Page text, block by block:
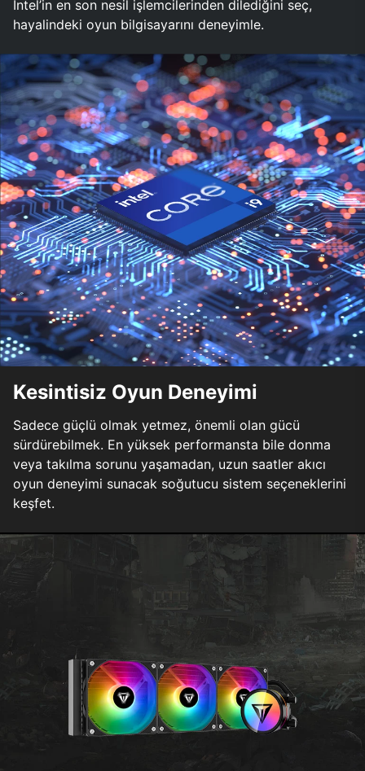
Intel’in en son nesil işlemcilerinden dilediğini seç,
hayalindeki oyun bilgisayarını deneyimle.
Kesintisiz Oyun Deneyimi
Sadece güçlü olmak yetmez, önemli olan gücü
sürdürebilmek. En yüksek performansta bile donma
veya takılma sorunu yaşamadan, uzun saatler akıcı
oyun deneyimi sunacak soğutucu sistem seçeneklerini
keşfet.